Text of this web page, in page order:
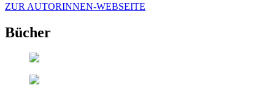
ZUR AUTORINNEN-WEBSEITE
Bücher